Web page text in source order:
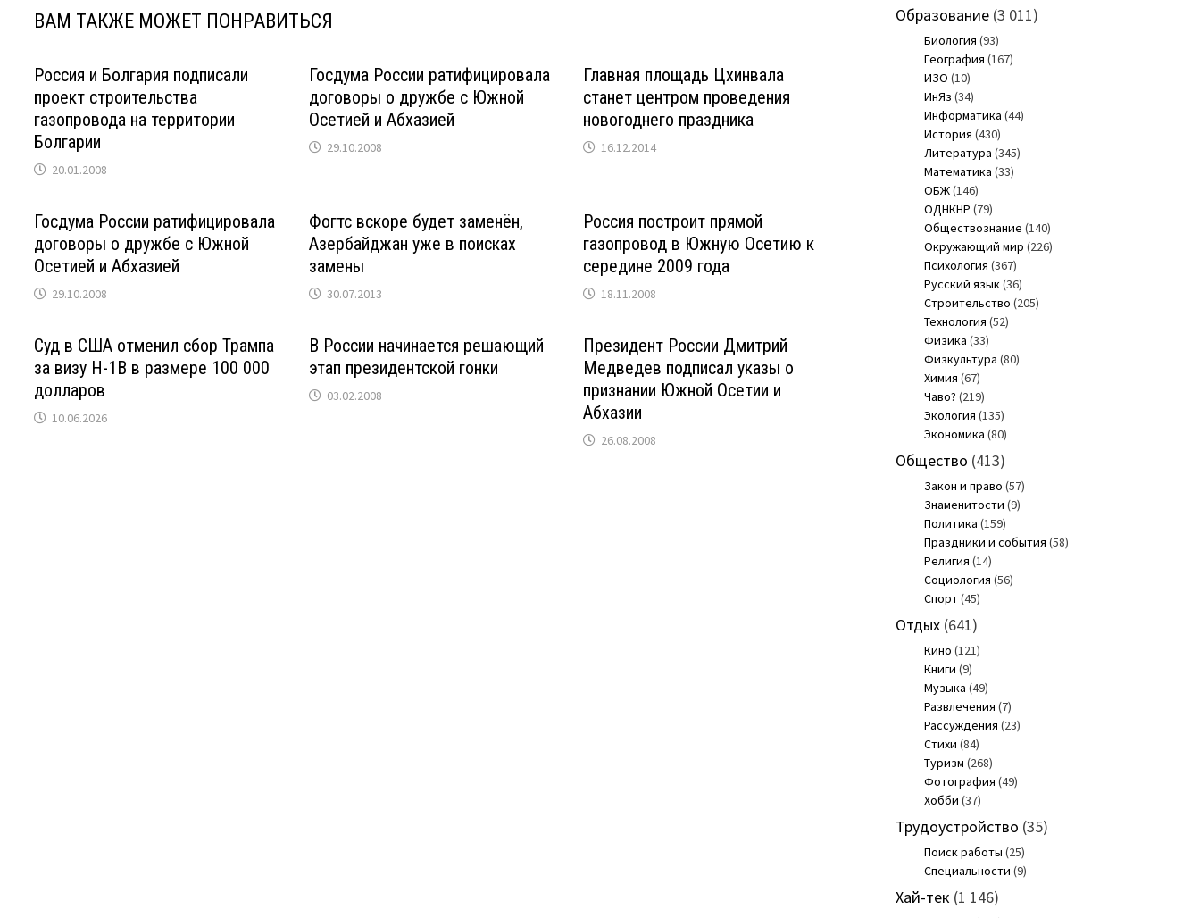
ВАМ ТАКЖЕ МОЖЕТ ПОНРАВИТЬСЯ
Россия и Болгария подписали
проект строительства
газопровода на территории
Болгарии
20.01.2008
Госдума России ратифицировала
договоры о дружбе с Южной
Осетией и Абхазией
29.10.2008
Главная площадь Цхинвала
станет центром проведения
новогоднего праздника
16.12.2014
Госдума России ратифицировала
договоры о дружбе с Южной
Осетией и Абхазией
29.10.2008
Фогтс вскоре будет заменён,
Азербайджан уже в поисках
замены
30.07.2013
Россия построит прямой
газопровод в Южную Осетию к
середине 2009 года
18.11.2008
Суд в США отменил сбор Трампа
за визу H-1B в размере 100 000
долларов
10.06.2026
В России начинается решающий
этап президентской гонки
03.02.2008
Президент России Дмитрий
Медведев подписал указы о
признании Южной Осетии и
Абхазии
26.08.2008
Образование(3 011)
Биология (93)
География (167)
ИЗО (10)
ИнЯз (34)
Информатика (44)
История (430)
Литература (345)
Математика (33)
ОБЖ(146)
ОДНКНР (79)
Обществознание (140)
Окружающий мир (226)
Психология (367)
Русский язык(36)
Строительство (205)
Технология (52)
Физика (33)
Физкультура (80)
Химия (67)
Чаво? (219)
Экология (135)
Экономика (80)
Общество (413)
Закон и право (57)
Знаменитости (9)
Политика (159)
Праздники и события (58)
Религия (14)
Социология (56)
Спорт(45)
Отдых(641)
Кино (121)
Книги (9)
Музыка (49)
Развлечения (7)
Рассуждения (23)
Стихи (84)
Туризм (268)
Фотография (49)
Хобби (37)
Трудоустройство (35)
Поиск работы (25)
Специальности (9)
Хай-тек (1 146)